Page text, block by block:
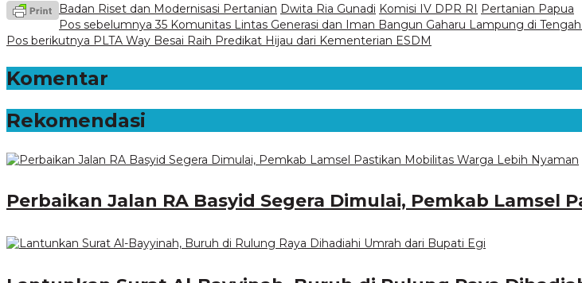
Badan Riset dan Modernisasi Pertanian Dwita Ria Gunadi Komisi IV DPR RI Pertanian Papua
Navigasi
pos
Pos sebelumnya 35 Komunitas Lintas Generasi dan Iman Bangun Gaharu Lampung di
Pos berikutnya PLTA Way Besai Raih Predikat Hijau dari Kementerian ESDM
Komentar
Rekomendasi
Perbaikan Jalan RA Basyid Segera Dimulai, Pemkab Lamsel